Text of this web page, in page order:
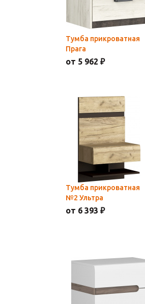
Тумба прикроватная
Прага
от 5 962 ₽
Тумба прикроватная
№2 Ультра
от 6 393 ₽